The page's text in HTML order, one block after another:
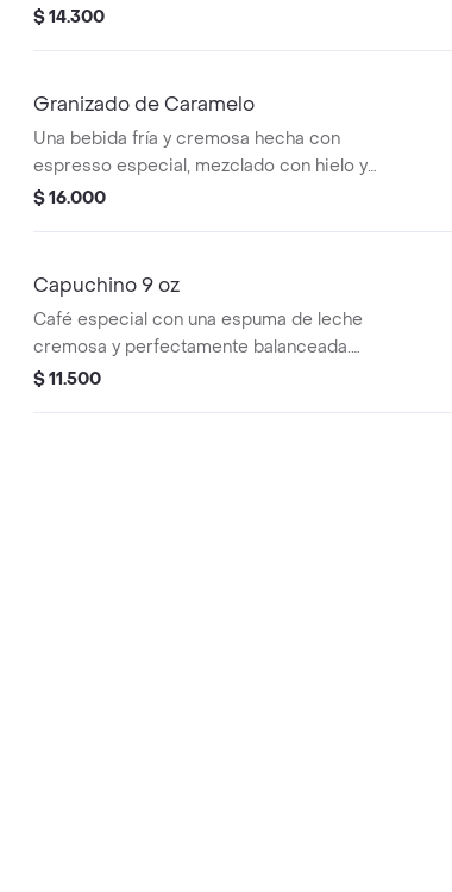
un toque de leche para una textura suave.
chantilly para una experiencia indulgente
$ 14.300
Granizado de Caramelo
Una bebida fría y cremosa hecha con
espresso especial, mezclado con hielo y
un toque de leche para una textura suave.
chantilly para una experiencia indulgente
y refrescante. 12oz
$ 16.000
Capuchino 9 oz
Café especial con una espuma de leche
cremosa y perfectamente balanceada.
9oz
$ 11.500